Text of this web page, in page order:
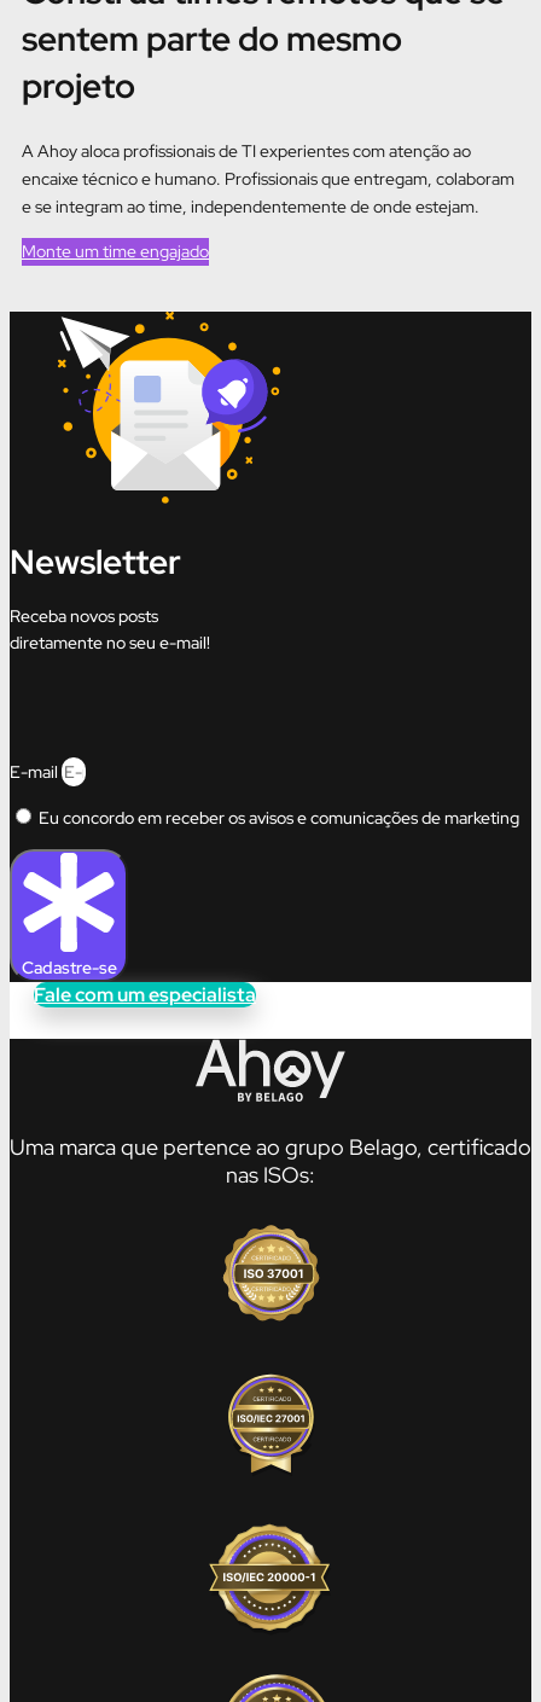
sentem parte do mesmo
projeto
A Ahoyaloca profissionais de TI experientes com atenção ao
encaixe técnico e humano. Profissionais que entregam, colaboram
e se integram ao time, independentemente de onde estejam.
Monte um time engajado
Newsletter
Receba novos posts
diretamente no seu e-mail!
E-mail
Eu concordo em receber os avisos e comunicações de marketing
Cadastre-se
Fale com um especialista
Uma marca que pertence ao grupo Belago, certificado
nas ISOs: